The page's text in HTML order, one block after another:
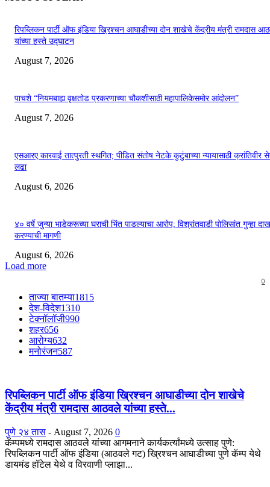
रिपब्लिकन पार्टी ऑफ इंडिया ख्रिश्चन आघाडीच्या दोन शाखेचे केंद्रीय मंत्री रामदास
यांच्या हस्ते उद्घाटन
August 7, 2026
पाचशे “नियमबाह्य वृक्षतोड प्रकरणाच्या चौकशीसाठी महापालिकेसमोर आंदोलन”
August 7, 2026
एसआरए कारवाई तात्पुरती स्थगित; पीडित संतोष नेटके कुटुंबाच्या न्यायासाठी क्रांतिवीर
लढा
August 6, 2026
४० वर्षे जुन्या भाडेकरूच्या घराची भिंत पाडल्याचा आरोप; विश्रांतवाडी पोलिसांत गुन्हा
करण्याची मागणी
August 6, 2026
Load more
0
ताज्या बातम्या1815
देश-विदेश1310
टेक्नॉलॉजी990
शहर656
आरोग्य632
मनोरंजन587
रिपब्लिकन पार्टी ऑफ इंडिया ख्रिश्चन आघाडीच्या दोन शाखेचे
केंद्रीय मंत्री रामदास आठवले यांच्या हस्ते...
पुणे २४ तास - August 7, 2026 0
कॅम्पमध्ये रामदास आठवले यांच्या आगमनाने कार्यकर्त्यांमध्ये उत्साह पुणे:
रिपब्लिकन पार्टी ऑफ इंडिया (आठवले गट) ख्रिश्चन आघाडीच्या पुणे कॅम्प येथे
डायमंड हॉटेल येथे व विरवाणी प्लाझा...